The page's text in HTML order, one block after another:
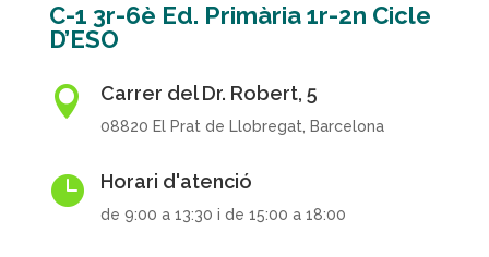
C-1 3r-6è Ed. Primària 1r-2n Cicle
D’ESO
 Carrer del Dr. Robert, 5
08820 El Prat de Llobregat, Barcelona
 Horari d'atenció
de 9:00 a 13:30 i de 15:00 a 18:00